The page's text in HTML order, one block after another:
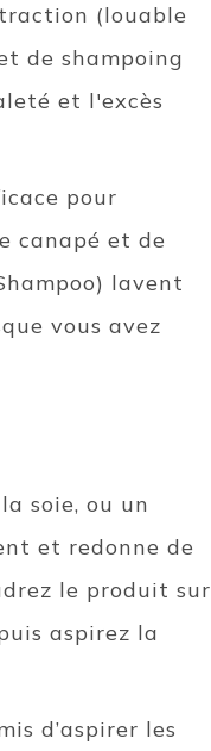
(louable
de shampoing
et l'excès
pour
canapé et de
lavent
vous avez
soie, ou un
et redonne de
le produit sur
aspirez la
d’aspirer les